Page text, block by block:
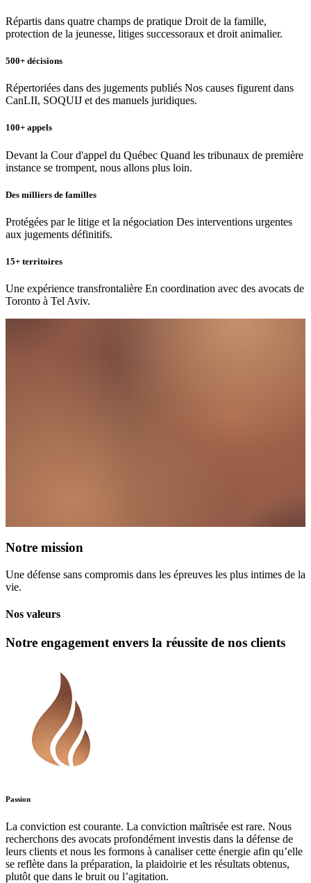
Répartis dans quatre champs de pratique Droit de la famille,
protection de la jeunesse, litiges successoraux et droit animalier.
500+ décisions
Répertoriées dans des jugements publiés Nos causes figurent dans
CanLII, SOQUIJ et des manuels juridiques.
100+ appels
Devant la Cour d'appel du Québec Quand les tribunaux de première
instance se trompent, nous allons plus loin.
Des milliers de familles
Protégées par le litige et la négociation Des interventions urgentes
aux jugements définitifs.
15+ territoires
Une expérience transfrontalière En coordination avec des avocats de
Toronto à Tel Aviv.
Notre mission
Une défense sans compromis dans les épreuves les plus intimes de la
vie.
Nos valeurs
Notre engagement envers la réussite de nos clients
Passion
La conviction est courante. La conviction maîtrisée est rare. Nous
recherchons des avocats profondément investis dans la défense de
leurs clients et nous les formons à canaliser cette énergie afin qu’elle
se reflète dans la préparation, la plaidoirie et les résultats obtenus,
plutôt que dans le bruit ou l’agitation.